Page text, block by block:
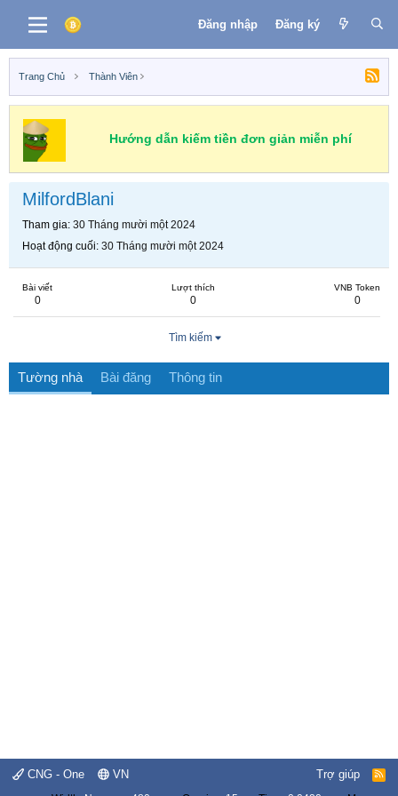
Đăng nhập Đăng ký
Trang Chủ Thành Viên
Hướng dẫn kiếm tiền đơn giản miễn phí
MilfordBlani
Tham gia 30 Tháng mười một 2024
Hoạt động cuối 30 Tháng mười một 2024
Bài viết
0
Lượt thích
0
VNB Token
0
Tìm kiếm
Tường nhà Bài đăng Thông tin
CNG - One VN Trợ giúp
R